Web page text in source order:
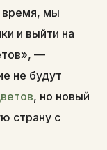
время, мы
и выйти на
—
не будут
, но новый
страну с